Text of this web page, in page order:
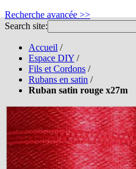
Recherche avancée >>
Search site:
Accueil /
Espace DIY /
Fils et Cordons /
Rubans en satin /
Ruban satin rouge x27m